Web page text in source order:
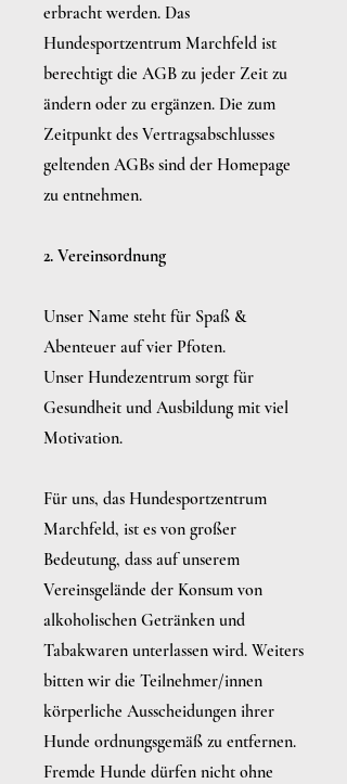
erbracht werden. Das
Hundesportzentrum Marchfeld ist
berechtigt die AGB zu jeder Zeit zu
ändern oder zu ergänzen. Die zum
Zeitpunkt des Vertragsabschlusses
geltenden AGBs sind der Homepage
zu entnehmen.
2. Vereinsordnung
Unser Name steht für Spaß &
Abenteuer auf vier Pfoten.
Unser Hundezentrum sorgt für
Gesundheit und Ausbildung mit viel
Motivation.
Für uns, das Hundesportzentrum
Marchfeld, ist es von großer
Bedeutung, dass auf unserem
Vereinsgelände der Konsum von
alkoholischen Getränken und
Tabakwaren unterlassen wird. Weiters
bitten wir die Teilnehmer/innen
körperliche Ausscheidungen ihrer
Hunde ordnungsgemäß zu entfernen.
Fremde Hunde dürfen nicht ohne